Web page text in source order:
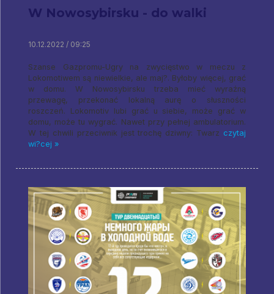
W Nowosybirsku - do walki
10.12.2022 / 09:25
Szanse Gazpromu-Ugry na zwycięstwo w meczu z
Lokomotiwem są niewielkie, ale maj?. Byłoby więcej, grać
w domu. W Nowosybirsku trzeba mieć wyraźną
przewagę, przekonać lokalną aurę o słuszności
roszczeń. Lokomotiv lubi grać u siebie, może grać w
domu, może tu wygrać. Nawet przy pełnej ambulatorium.
W tej chwili przeciwnik jest trochę dziwny: Twarz czytaj
wi?cej »